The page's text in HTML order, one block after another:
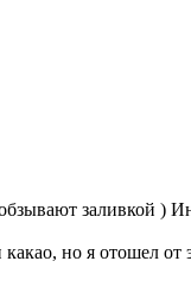
заливкой )
но я отошел